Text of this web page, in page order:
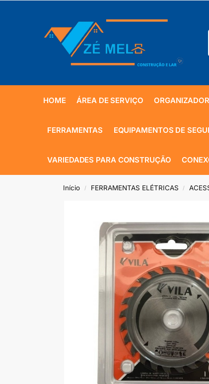
HOME ÁREA DE SERVIÇO
FERRAMENTAS EQUIPAMENTOS DE
VARIEDADES PARA CONSTRUÇÃO
Início / FERRAMENTAS ELÉTRICAS /